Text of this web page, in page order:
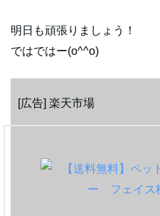
明日も頑張りましょう！
ではではー(o^^o)
[広告] 楽天市場